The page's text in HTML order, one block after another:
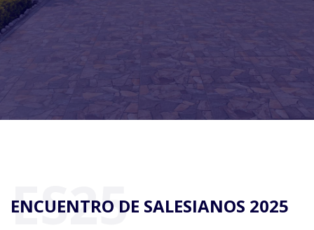
ES25
ENCUENTRO DE SALESIANOS 2025